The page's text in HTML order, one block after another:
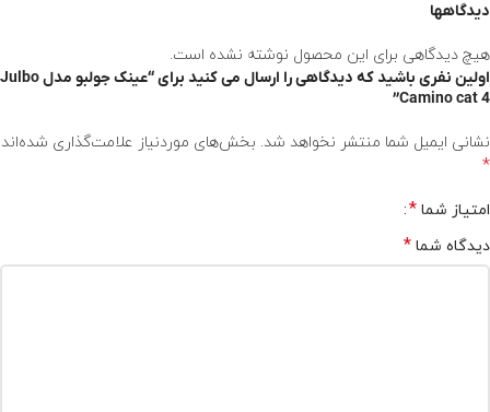
دیدگاهها
هیچ دیدگاهی برای این محصول نوشته نشده است.
اولین نفری باشید که دیدگاهی را ارسال می کنید برای “عینک جولبو مدل Julbo
Camino cat 4”
نشانی ایمیل شما منتشر نخواهد شد. بخش‌های موردنیاز علامت‌گذاری شده‌اند
*
امتیاز شما *
دیدگاه شما *